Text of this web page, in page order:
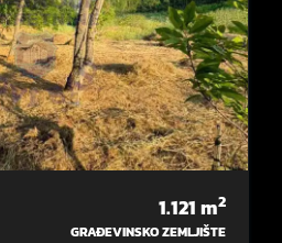
1.121m2
GRAĐEVINSKO ZEMLJIŠTE